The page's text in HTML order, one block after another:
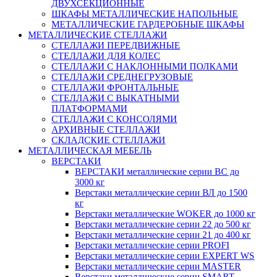
ДВУХСЕКЦИОННЫЕ
ШКАФЫ МЕТАЛЛИЧЕСКИЕ НАПОЛЬНЫЕ
МЕТАЛЛИЧЕСКИЕ ГАРДЕРОБНЫЕ ШКАФЫ
МЕТАЛЛИЧЕСКИЕ СТЕЛЛАЖИ
СТЕЛЛАЖИ ПЕРЕДВИЖНЫЕ
СТЕЛЛАЖИ ДЛЯ КОЛЕС
СТЕЛЛАЖИ С НАКЛОННЫМИ ПОЛКАМИ
СТЕЛЛАЖИ СРЕДНЕГРУЗОВЫЕ
СТЕЛЛАЖИ ФРОНТАЛЬНЫЕ
СТЕЛЛАЖИ С ВЫКАТНЫМИ
ПЛАТФОРМАМИ
СТЕЛЛАЖИ С КОНСОЛЯМИ
АРХИВНЫЕ СТЕЛЛАЖИ
СКЛАДСКИЕ СТЕЛЛАЖИ
МЕТАЛЛИЧЕСКАЯ МЕБЕЛЬ
ВЕРСТАКИ
ВЕРСТАКИ металлические серии ВС до
3000 кг
Верстаки металлические серии ВЛ до 1500
кг
Верстаки металлические WOKER до 1000 кг
Верстаки металлические серии 22 до 500 кг
Верстаки металлические серии 21 до 400 кг
Верстаки металлические серии PROFI
Верстаки металлические серии EXPERT WS
Верстаки металлические серии MASTER